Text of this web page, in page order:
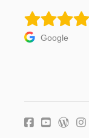
Google